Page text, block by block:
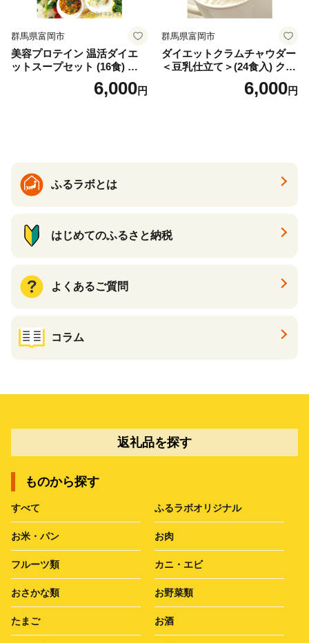
群馬県富岡市
美容プロテイン 温活ダイエ
ットスープセット (16食) 小
分け スープ 食べ比べ セット
詰合せ クラムチャウダー チ
6,000円
群馬県富岡市
ダイエットクラムチャウダー
＜豆乳仕立て＞(24食入) クラ
ムチャウダー 豆乳 ダイエッ
ト スープ プロテイン たんぱ
6,000円
ふるラボとは
はじめてのふるさと納税
よくあるご質問
コラム
返礼品を探す
ものから探す
すべて ふるラボオリジナル
お米・パン お肉
フルーツ類 カニ・エビ
おさかな類 お野菜類
たまご お酒